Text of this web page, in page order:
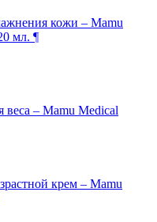
кожи – Mamu
мл. ¶
– Mamu Medical
крем – Mamu